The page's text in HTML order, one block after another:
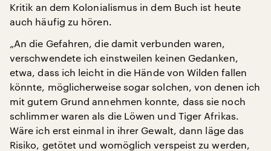
Kritik an dem Kolonialismus in dem Buch ist heute
auch häufig zu hören.
„An die Gefahren, die damit verbunden waren,
verschwendete ich einstweilen keinen Gedanken,
etwa, dass ich leicht in die Hände von Wilden fallen
könnte, möglicherweise sogar solchen, von denen ich
mit gutem Grund annehmen konnte, dass sie noch
schlimmer waren als die Löwen und Tiger Afrikas.
Wäre ich erst einmal in ihrer Gewalt, dann läge das
Risiko, getötet und womöglich verspeist zu werden,